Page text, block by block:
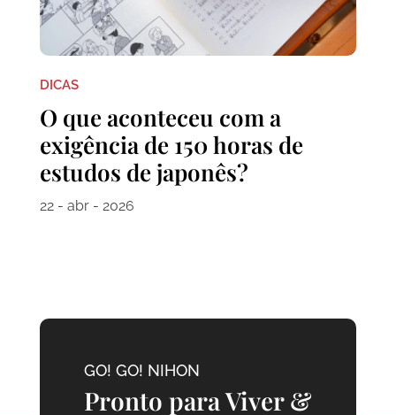
DICAS
O que aconteceu com a
exigência de 150 horas de
estudos de japonês?
22 - abr - 2026
GO! GO! NIHON
Pronto para Viver &